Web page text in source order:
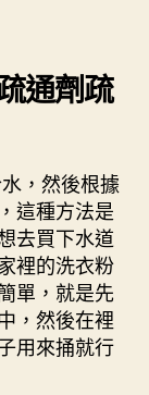
通劑疏
，然後根據
這種方法是
去買下水道
裡的洗衣粉
單，就是先
，然後在裡
用來捅就行